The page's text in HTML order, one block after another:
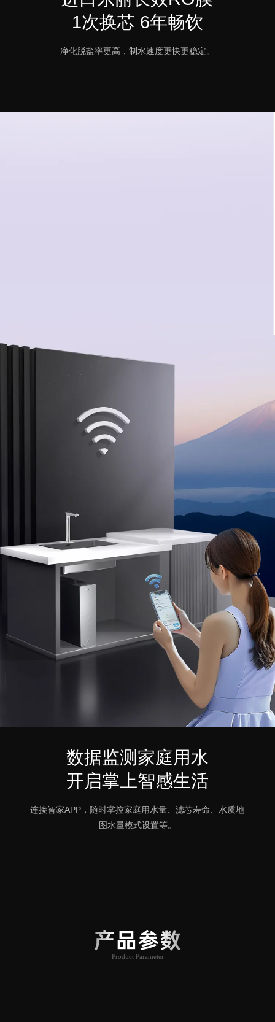
1次换芯 6年畅饮
净化脱盐率更高，制水速度更快更稳定。
数据监测家庭用水
开启掌上智感生活
连接智家APP，随时掌控家庭用水量、滤芯寿命、水质地
图水量模式设置等。
产品参数
Product Parameter